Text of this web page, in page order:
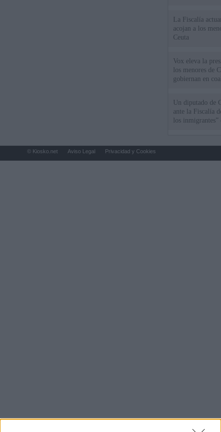
La Fiscalía
acojan a los
Ceuta
Vox eleva la
los menores de
gobiernan en
Un diputado de
ante la Fiscalía
los inmigrantes”
© Kiosko.net Aviso Legal Privacidad y Cookies